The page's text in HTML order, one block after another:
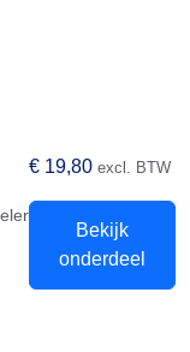
€ 19,80 excl. BTW
Bekijk
onderdeel